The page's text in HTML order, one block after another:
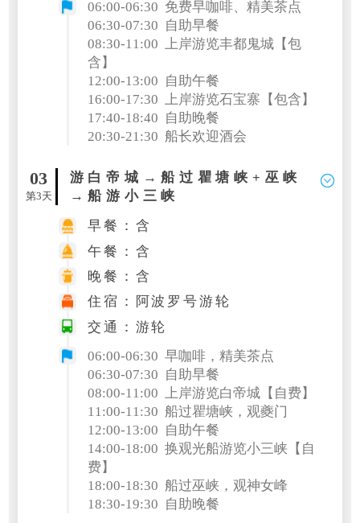
06:00-06:30 免费早咖啡、精美茶点
06:30-07:30 自助早餐
08:30-11:00 上岸游览丰都鬼城【包
含】
12:00-13:00 自助午餐
16:00-17:30 上岸游览石宝寨【包含】
17:40-18:40 自助晚餐
20:30-21:30 船长欢迎酒会
03
第3天
游白帝城→船过瞿塘峡+巫峡
→船游小三峡
早餐：含
午餐：含
晚餐：含
住宿：阿波罗号游轮
交通：游轮
06:00-06:30 早咖啡，精美茶点
06:30-07:30 自助早餐
08:00-11:00 上岸游览白帝城【自费】
11:00-11:30 船过瞿塘峡，观夔门
12:00-13:00 自助午餐
14:00-18:00 换观光船游览小三峡【自
费】
18:00-18:30 船过巫峡，观神女峰
18:30-19:30 自助晚餐